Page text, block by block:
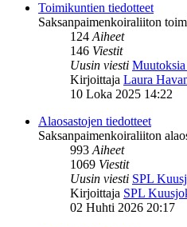
Toimikuntien tiedotteet
Saksanpaimenkoiraliiton
124Aiheet
146 Viestit
Uusin viesti
Kirjoittaja Laura
10 Loka 2025 14:22
Alaosastojen tiedotteet
Saksanpaimenkoiraliiton
993Aiheet
1069 Viestit
Uusin viesti SPL
Kirjoittaja SPL
02 Huhti 2026 20:17